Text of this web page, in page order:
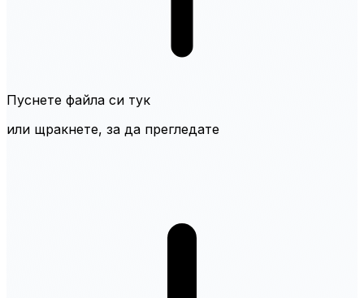
Пуснете файла си тук
или щракнете, за да прегледате